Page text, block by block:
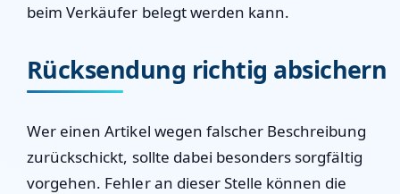
beim Verkäufer belegt werden kann.
Rücksendung richtig absichern
Wer einen Artikel wegen falscher Beschreibung
zurückschickt, sollte dabei besonders sorgfältig
vorgehen. Fehler an dieser Stelle können die